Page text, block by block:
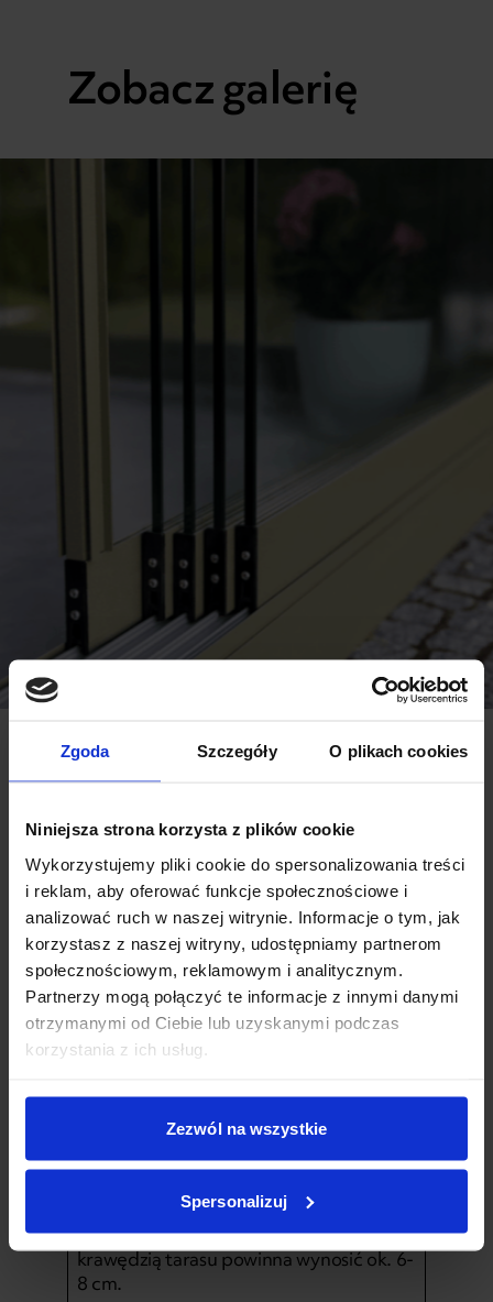
Zgoda Szczegóły O plikach cookies
Niniejsza strona korzysta z plików cookie
Wykorzystujemy pliki cookie do spersonalizowania treści
i reklam, aby oferować funkcje społecznościowe i
analizować ruch w naszej witrynie. Informacje o tym, jak
korzystasz z naszej witryny, udostępniamy partnerom
społecznościowym, reklamowym i analitycznym.
Partnerzy mogą połączyć te informacje z innymi danymi
otrzymanymi od Ciebie lub uzyskanymi podczas
korzystania z ich usług.
Zezwól na wszystkie
Spersonalizuj
Zobacz galerię
Minimalny i optymalny spad tarasu – ile
procent wystarczy?
Minimalny spad tarasu wynosi ok. 1%, ale
optymalny spad stosowany w praktyce to
1,5-2%.
Różnica wydaje się niewielka, w
praktyce jednak ma znaczenie dla
skutecznego odprowadzania wody.
Warto zapamiętać orientacyjne wartości:
1% spadu– absolutne minimum
techniczne
większości projektów
– najczęściej rekomendowany
Jeśli taras ma głębokość 4 metrów,
różnica poziomów między ścianą domu a
krawędzią tarasu powinna wynosić ok. 6-
8 cm.